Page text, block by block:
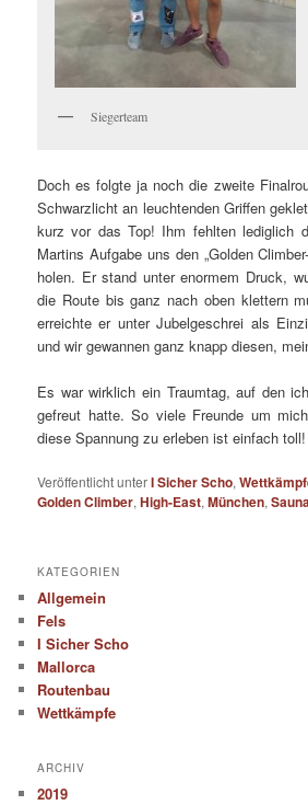
Siegerteam
Doch es folgte ja noch die zweite
Schwarzlicht an leuchtenden Griffen
kurz vor das Top! Ihm fehlten lediglich
Martins Aufgabe uns den „Golden
holen. Er stand unter enormem Druck,
die Route bis ganz nach oben klettern
erreichte er unter Jubelgeschrei als
und wir gewannen ganz knapp diesen,
Es war wirklich ein Traumtag, auf den
gefreut hatte. So viele Freunde um
diese Spannung zu erleben ist einfach toll!
Veröffentlicht unterI Sicher Scho,
Golden Climber,High-East,München,
KATEGORIEN
Allgemein
Fels
I Sicher Scho
Mallorca
Routenbau
Wettkämpfe
ARCHIV
2019